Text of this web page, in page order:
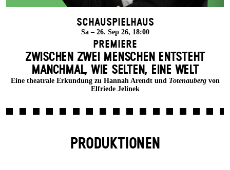
Schauspielhaus
Sa – 26. Sep 26, 18:00
Premiere
ZWISCHEN ZWEI MENSCHEN ENT­STEHT
MANCH­MAL, WIE SELTEN, EINE WELT
Eine theatrale Erkundung zu Hannah Arendt und Totenaubergvon
Elfriede Jelinek
PRODUKTIONEN